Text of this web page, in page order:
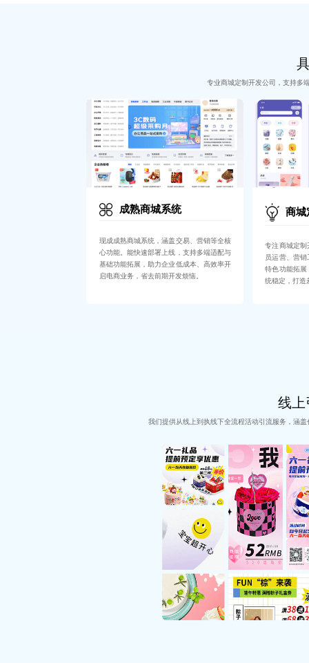
专业商城定制开发公司，支持多
成熟商城系统
现成成熟商城系统，涵盖交易、营销等全核
心功能。能快速部署上线，支持多端适配与
基础功能拓展，助力企业低成本、高效率开
启电商业务，省去前期开发烦恼。
商城
专注商城定制
员运营、营
特色功能拓展
统稳定，打造
线上
我们提供从线上到执线下全流程活动引流服务，涵